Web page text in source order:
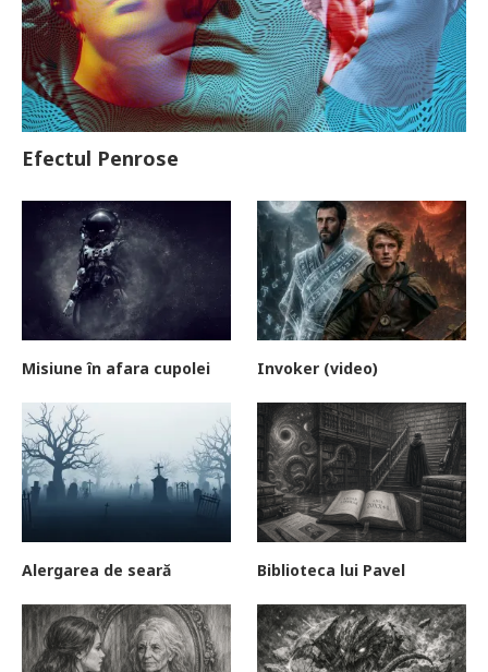
Efectul Penrose
Misiune în afara cupolei Invoker (video)
Alergarea de seară Biblioteca lui Pavel